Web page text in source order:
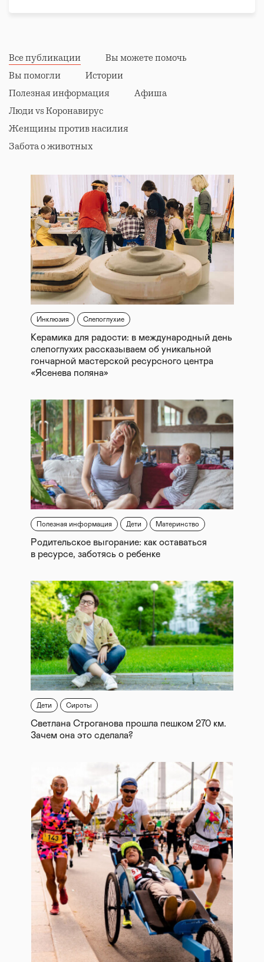
Все публикации
Вы можете помочь
Вы помогли
Истории
Полезная информация
Афиша
Люди vs Коронавирус
Женщины против насилия
Забота о животных
Инклюзия Слепоглухие
Керамика для радости: в международный день
слепоглухих рассказываем об уникальной
гончарной мастерской ресурсного центра
«Ясенева поляна»
Полезная информация Дети Материнство
Родительское выгорание: как оставаться
в ресурсе, заботясь о ребенке
Дети Сироты
Светлана Строганова прошла пешком 270 км.
Зачем она это сделала?